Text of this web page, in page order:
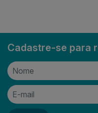
Cadastre-se para